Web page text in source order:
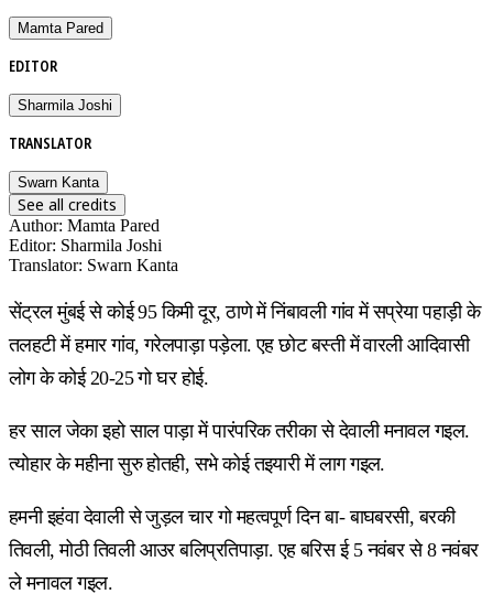
Mamta Pared
EDITOR
Sharmila Joshi
TRANSLATOR
Swarn Kanta
See all credits
Author: Mamta Pared
Editor: Sharmila Joshi
Translator: Swarn Kanta
सेंट्रल मुंबई से कोई 95 किमी दूर, ठाणे में निंबावली गांव में सप्रेया पहाड़ी के
तलहटी में हमार गांव, गरेलपाड़ा पड़ेला. एह छोट बस्ती में वारली आदिवासी
लोग के कोई 20-25 गो घर होई.
हर साल जेका इहो साल पाड़ा में पारंपरिक तरीका से देवाली मनावल गइल.
त्योहार के महीना सुरु होतही, सभे कोई तइयारी में लाग गइल.
हमनी इहंवा देवाली से जुड़ल चार गो महत्वपूर्ण दिन बा- बाघबरसी, बरकी
तिवली, मोठी तिवली आउर बलिप्रतिपाड़ा. एह बरिस ई 5 नवंबर से 8 नवंबर
ले मनावल गइल.